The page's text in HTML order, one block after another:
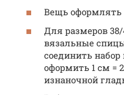
Вещь оформлять
Для размеров
вязальные спицы
соединить
оформить 1 см =
изнаночной